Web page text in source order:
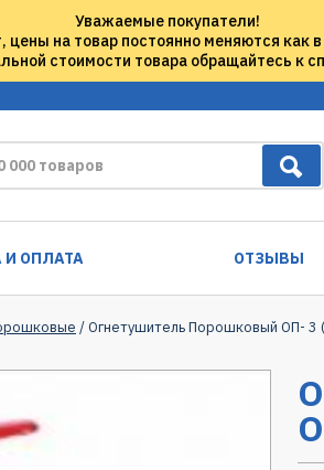
Уважаемые покупатели!
цены на товар постоянно меняются как
стоимости товара обращайтесь к
И ОПЛАТА ОТЗЫВЫ
/ Огнетушитель Порошковый ОП- 3